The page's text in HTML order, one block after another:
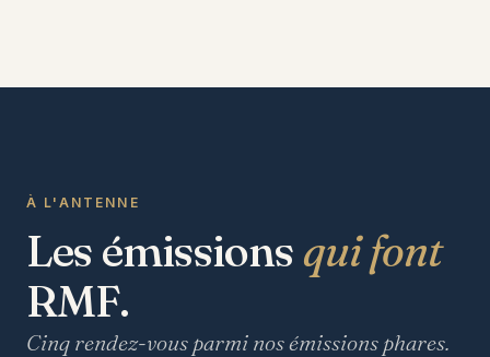
À L'ANTENNE
Les émissions qui font
RMF.
Cinq rendez-vous parmi nos émissions phares.